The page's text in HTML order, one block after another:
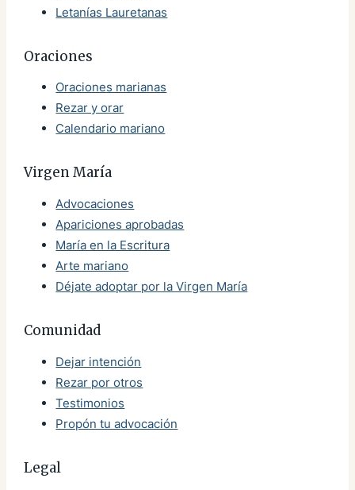
Letanías Lauretanas
Oraciones
Oraciones marianas
Rezar y orar
Calendario mariano
Virgen María
Advocaciones
Apariciones aprobadas
María en la Escritura
Arte mariano
Déjate adoptar por la Virgen María
Comunidad
Dejar intención
Rezar por otros
Testimonios
Propón tu advocación
Legal